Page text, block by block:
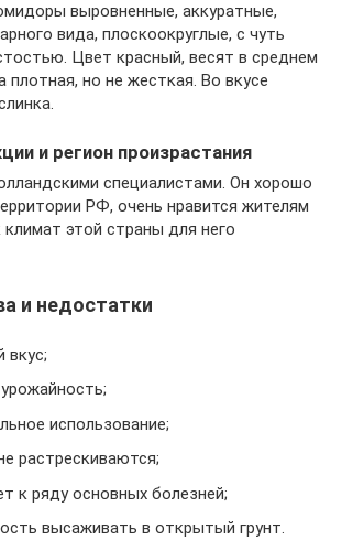
выровненные, аккуратные,
вида, плоскоокруглые, с чуть
Цвет красный, весят в среднем
плотная, но не жесткая. Во вкусе
и регион произрастания
специалистами. Он хорошо
РФ, очень нравится жителям
климат этой страны для него
и недостатки
вкус;
использование;
растрескиваются;
к ряду основных болезней;
высаживать в открытый грунт.